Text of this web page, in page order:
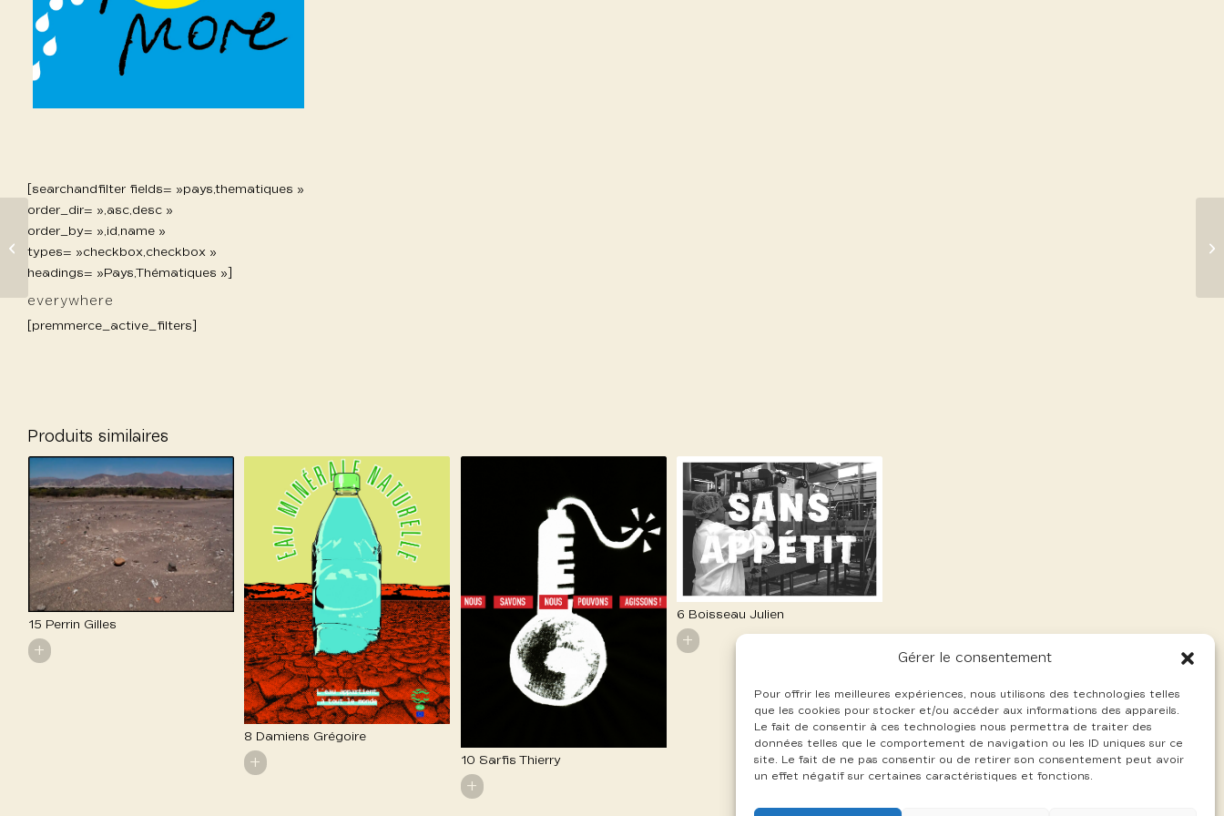
Gérer le consentement
Pour offrir les meilleures expériences, nous utilisons des technologies telles
que les cookies pour stocker et/ou accéder aux informations des appareils.
Le fait de consentir à ces technologies nous permettra de traiter des
données telles que le comportement de navigation ou les ID uniques sur ce
site. Le fait de ne pas consentir ou de retirer son consentement peut avoir
un effet négatif sur certaines caractéristiques et fonctions.
[searchandfilter fields= »pays,thematiques »
order_dir= »,asc,desc »
order_by= »,id,name »
types= »checkbox,checkbox »
headings= »Pays,Thématiques »]
everywhere
[premmerce_active_filters]
Produits similaires
15 Perrin Gilles
+
8 Damiens Grégoire
+ 10 Sarfis Thierry
+
6 Boisseau Julien
+
1005 Benzrihem
Claude